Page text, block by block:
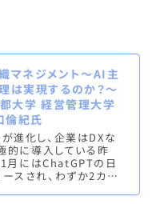
マネジメント～AI主
は実現するのか？～
都大学 経営管理大学
倫紀氏
進化し、企業はDXな
的に導入している昨
月にはChatGPTの日
スされ、わずか2カ月